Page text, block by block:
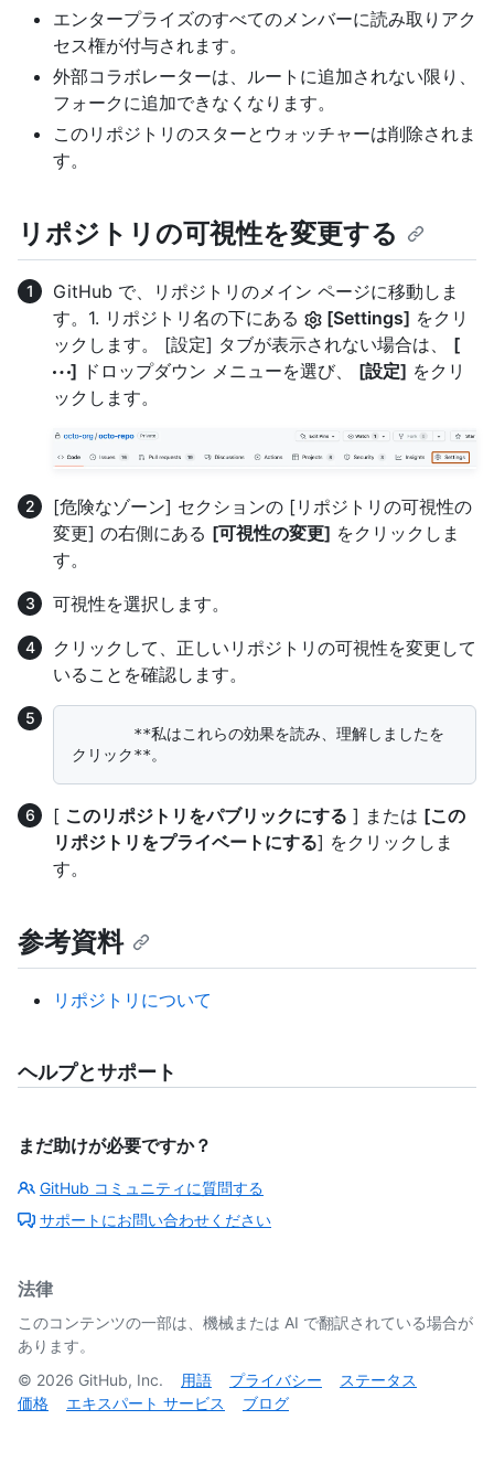
エンタープライズのすべてのメンバーに読み取りアク
セス権が付与されます。
外部コラボレーターは、ルートに追加されない限り、
フォークに追加できなくなります。
このリポジトリのスターとウォッチャーは削除されま
す。
リポジトリの可視性を変更する
GitHub で、リポジトリのメイン ページに移動しま
す。1. リポジトリ名の下にある
[Settings] をクリ
ックします。 [設定] タブが表示されない場合は、 [
] ドロップダウン メニューを選び、 [設定] をクリ
ックします。
[危険なゾーン] セクションの [リポジトリの可視性の
変更] の右側にある [可視性の変更] をクリックしま
す。
可視性を選択します。
クリックして、正しいリポジトリの可視性を変更して
いることを確認します。
[ このリポジトリをパブリックにする ] または [この
リポジトリをプライベートにする] をクリックしま
す。
参考資料
リポジトリについて
ヘルプとサポート
まだ助けが必要ですか？
GitHub コミュニティに質問する
サポートにお問い合わせください
法律
このコンテンツの一部は、機械または AI で翻訳されている場合が
あります。
© 2026 GitHub, Inc. 用語 プライバシー
ステータス
価格
エキスパート サービス ブログ